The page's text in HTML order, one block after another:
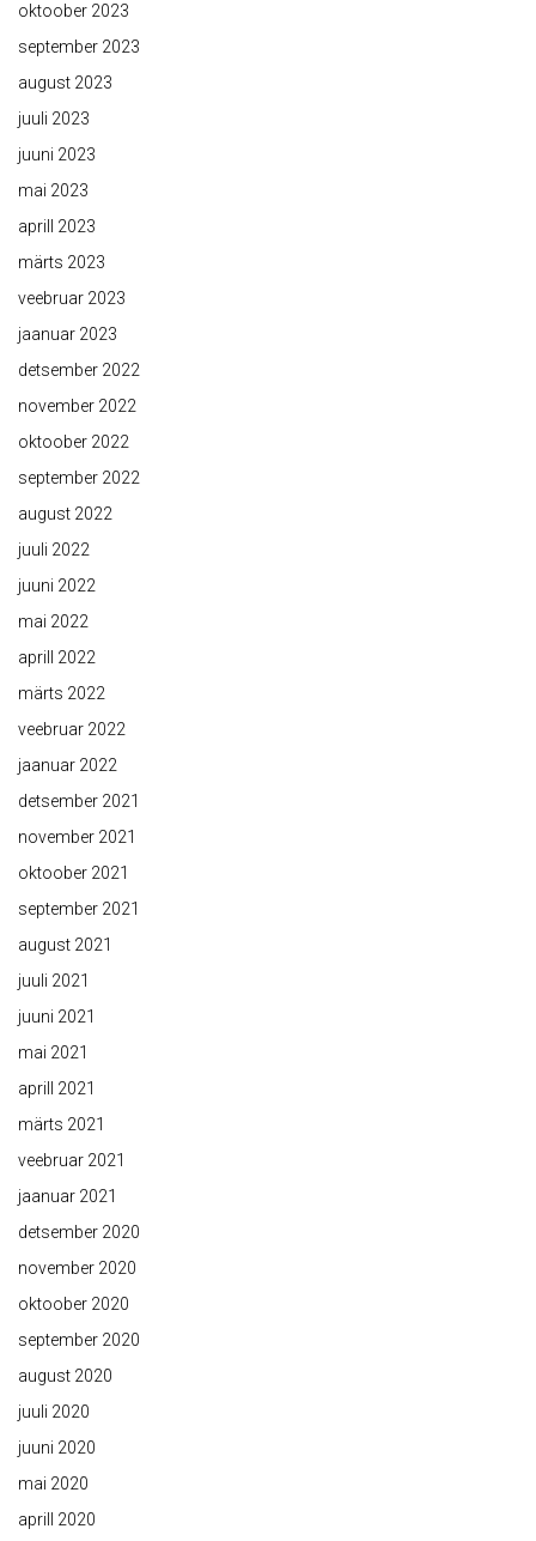
oktoober 2023
september 2023
august 2023
juuli 2023
juuni 2023
mai 2023
aprill 2023
märts 2023
veebruar 2023
jaanuar 2023
detsember 2022
november 2022
oktoober 2022
september 2022
august 2022
juuli 2022
juuni 2022
mai 2022
aprill 2022
märts 2022
veebruar 2022
jaanuar 2022
detsember 2021
november 2021
oktoober 2021
september 2021
august 2021
juuli 2021
juuni 2021
mai 2021
aprill 2021
märts 2021
veebruar 2021
jaanuar 2021
detsember 2020
november 2020
oktoober 2020
september 2020
august 2020
juuli 2020
juuni 2020
mai 2020
aprill 2020